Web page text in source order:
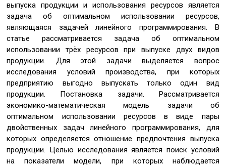
выпуска продукции и использования ресурсов является
задача об оптимальном использовании ресурсов,
являющаяся задачей линейного программирования. В
статье рассматривается задача об оптимальном
использовании трёх ресурсов при выпуске двух видов
продукции. Для этой задачи выделяется вопрос
исследования условий производства, при которых
предприятию выгодно выпускать только один вид
продукции. Постановка задачи. Рассматривается
экономико-математическая модель задачи об
оптимальном использовании ресурсов в виде пары
двойственных задач линейного программирования, для
которых определяется отношение предпочтения выпуска
продукции. Целью исследования является поиск условий
на показатели модели, при которых наблюдается